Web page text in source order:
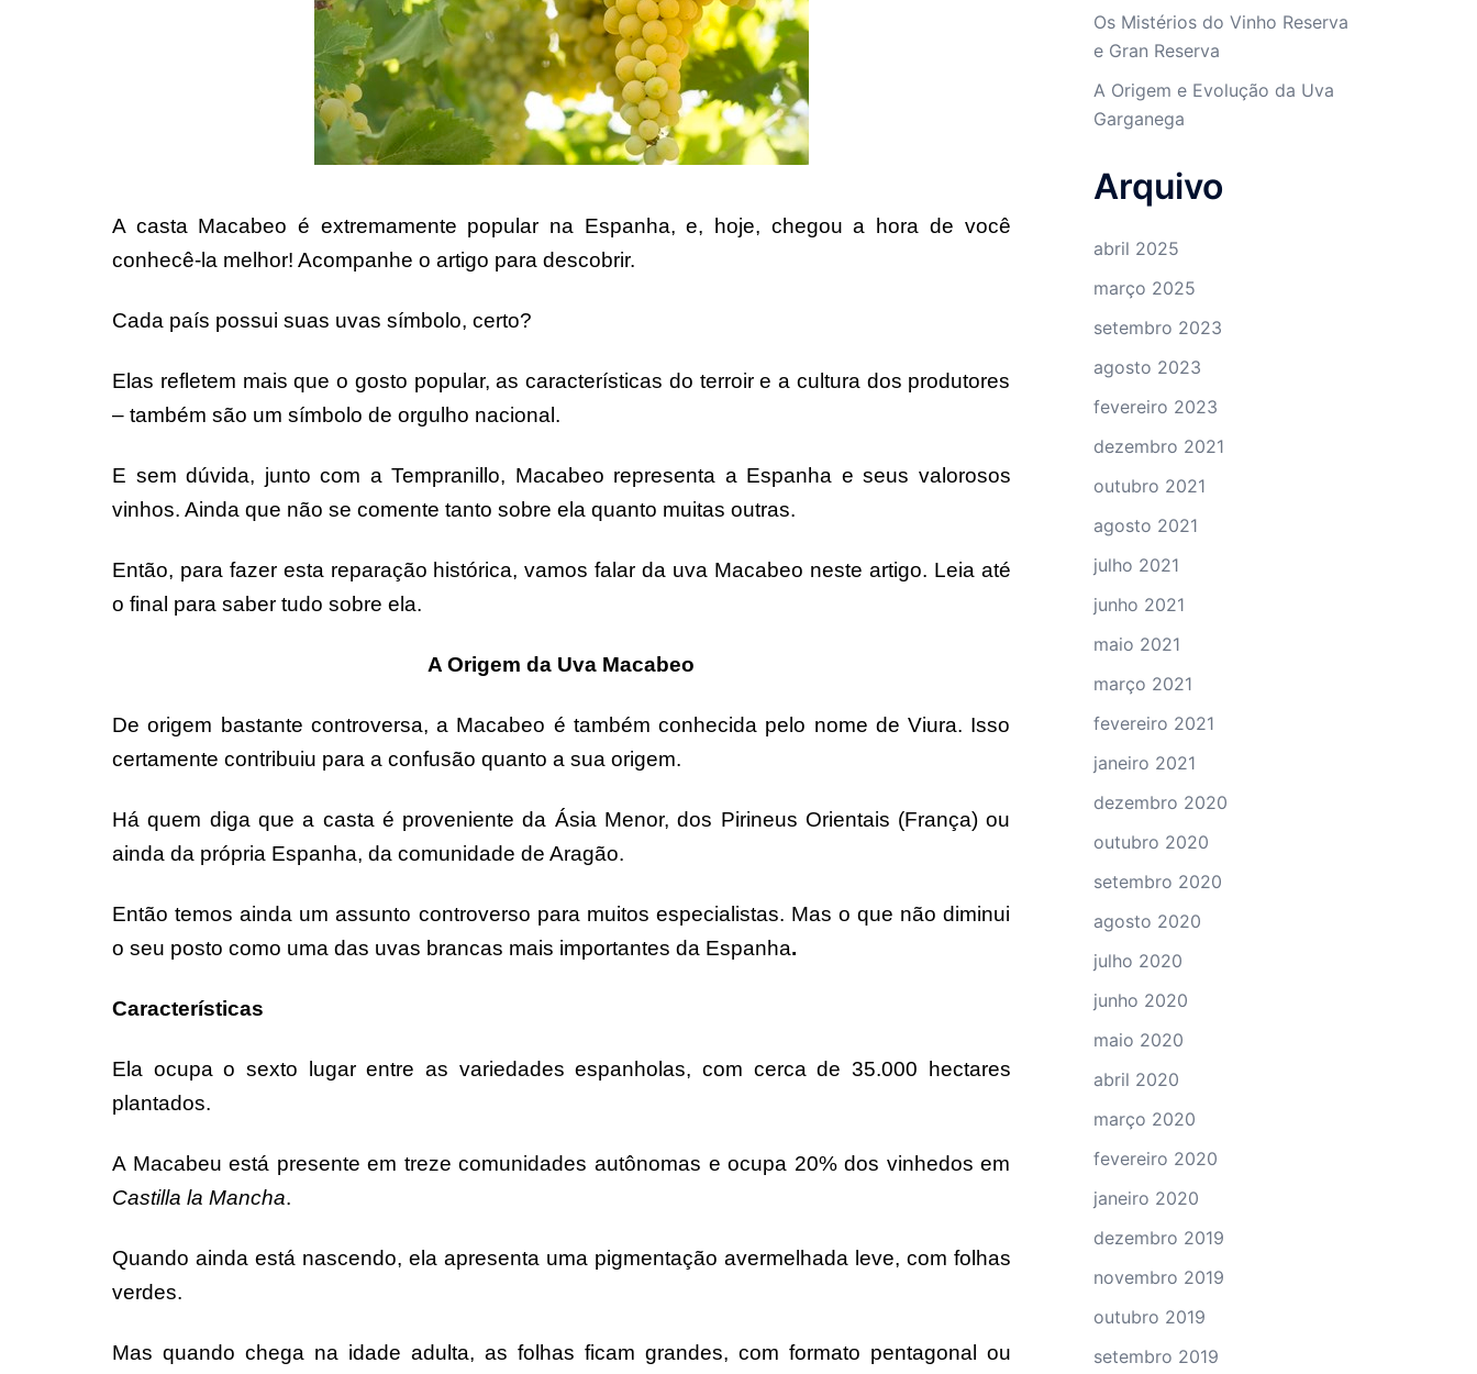
A casta Macabeo é extremamente popular na Espanha, e, hoje, chegou a hora de você
conhecê-la melhor! Acompanhe o artigo para descobrir.
Cada país possui suas uvas símbolo, certo?
Elas refletem mais que o gosto popular, as características do terroir e a cultura dos produtores
– também são um símbolo de orgulho nacional.
E sem dúvida, junto com a Tempranillo, Macabeo representa a Espanha e seus valorosos
vinhos. Ainda que não se comente tanto sobre ela quanto muitas outras.
Então, para fazer esta reparação histórica, vamos falar da uva Macabeo neste artigo. Leia até
o final para saber tudo sobre ela.
A Origem da Uva Macabeo
De origem bastante controversa, a Macabeo é também conhecida pelo nome de Viura. Isso
certamente contribuiu para a confusão quanto a sua origem.
Há quem diga que a casta é proveniente da Ásia Menor, dos Pirineus Orientais (França) ou
ainda da própria Espanha, da comunidade de Aragão.
Então temos ainda um assunto controverso para muitos especialistas. Mas o que não diminui
o seu posto como uma das uvas brancas mais importantes da Espanha.
Características
Ela ocupa o sexto lugar entre as variedades espanholas, com cerca de 35.000 hectares
plantados.
A Macabeu está presente em treze comunidades autônomas e ocupa 20% dos vinhedos em
Castilla la Mancha.
Quando ainda está nascendo, ela apresenta uma pigmentação avermelhada leve, com folhas
verdes.
Mas quando chega na idade adulta, as folhas ficam grandes, com formato pentagonal ou
Os Mistérios do Vinho Reserva
e Gran Reserva
A Origem e Evolução da Uva
Garganega
Arquivo
abril 2025
março 2025
setembro 2023
agosto 2023
fevereiro 2023
dezembro 2021
outubro 2021
agosto 2021
julho 2021
junho 2021
maio 2021
março 2021
fevereiro 2021
janeiro 2021
dezembro 2020
outubro 2020
setembro 2020
agosto 2020
julho 2020
junho 2020
maio 2020
abril 2020
março 2020
fevereiro 2020
janeiro 2020
dezembro 2019
novembro 2019
outubro 2019
setembro 2019